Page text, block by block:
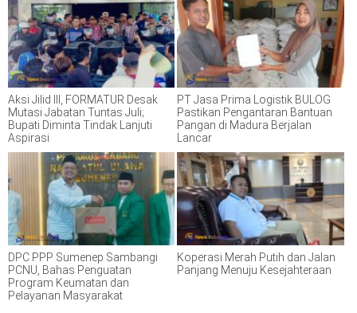
Aksi Jilid III, FORMATUR Desak
Mutasi Jabatan Tuntas Juli;
Bupati Diminta Tindak Lanjuti
Aspirasi
PT Jasa Prima Logistik BULOG
Pastikan Pengantaran Bantuan
Pangan di Madura Berjalan
Lancar
DPC PPP Sumenep Sambangi
PCNU, Bahas Penguatan
Program Keumatan dan
Pelayanan Masyarakat
Koperasi Merah Putih dan Jalan
Panjang Menuju Kesejahteraan